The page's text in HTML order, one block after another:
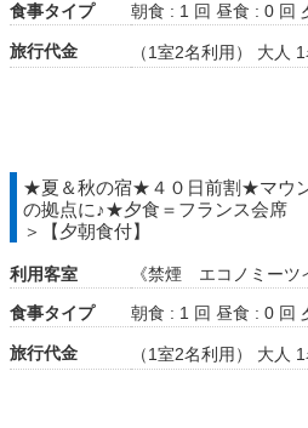
食事タイプ
朝食 : 1 回 昼食 : 0 回
旅行代金 （1室2名利用） 大人 1
★夏＆秋の宿★４０日前割★マウ
の拠点に♪★夕食＝フランス会席
＞【夕朝食付】
利用客室
《禁煙 エコノミーツ
食事タイプ
朝食 : 1 回 昼食 : 0 回
旅行代金 （1室2名利用） 大人 1